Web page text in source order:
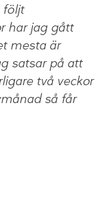
följt
har jag gått
mesta är
satsar på att
två veckor
så får